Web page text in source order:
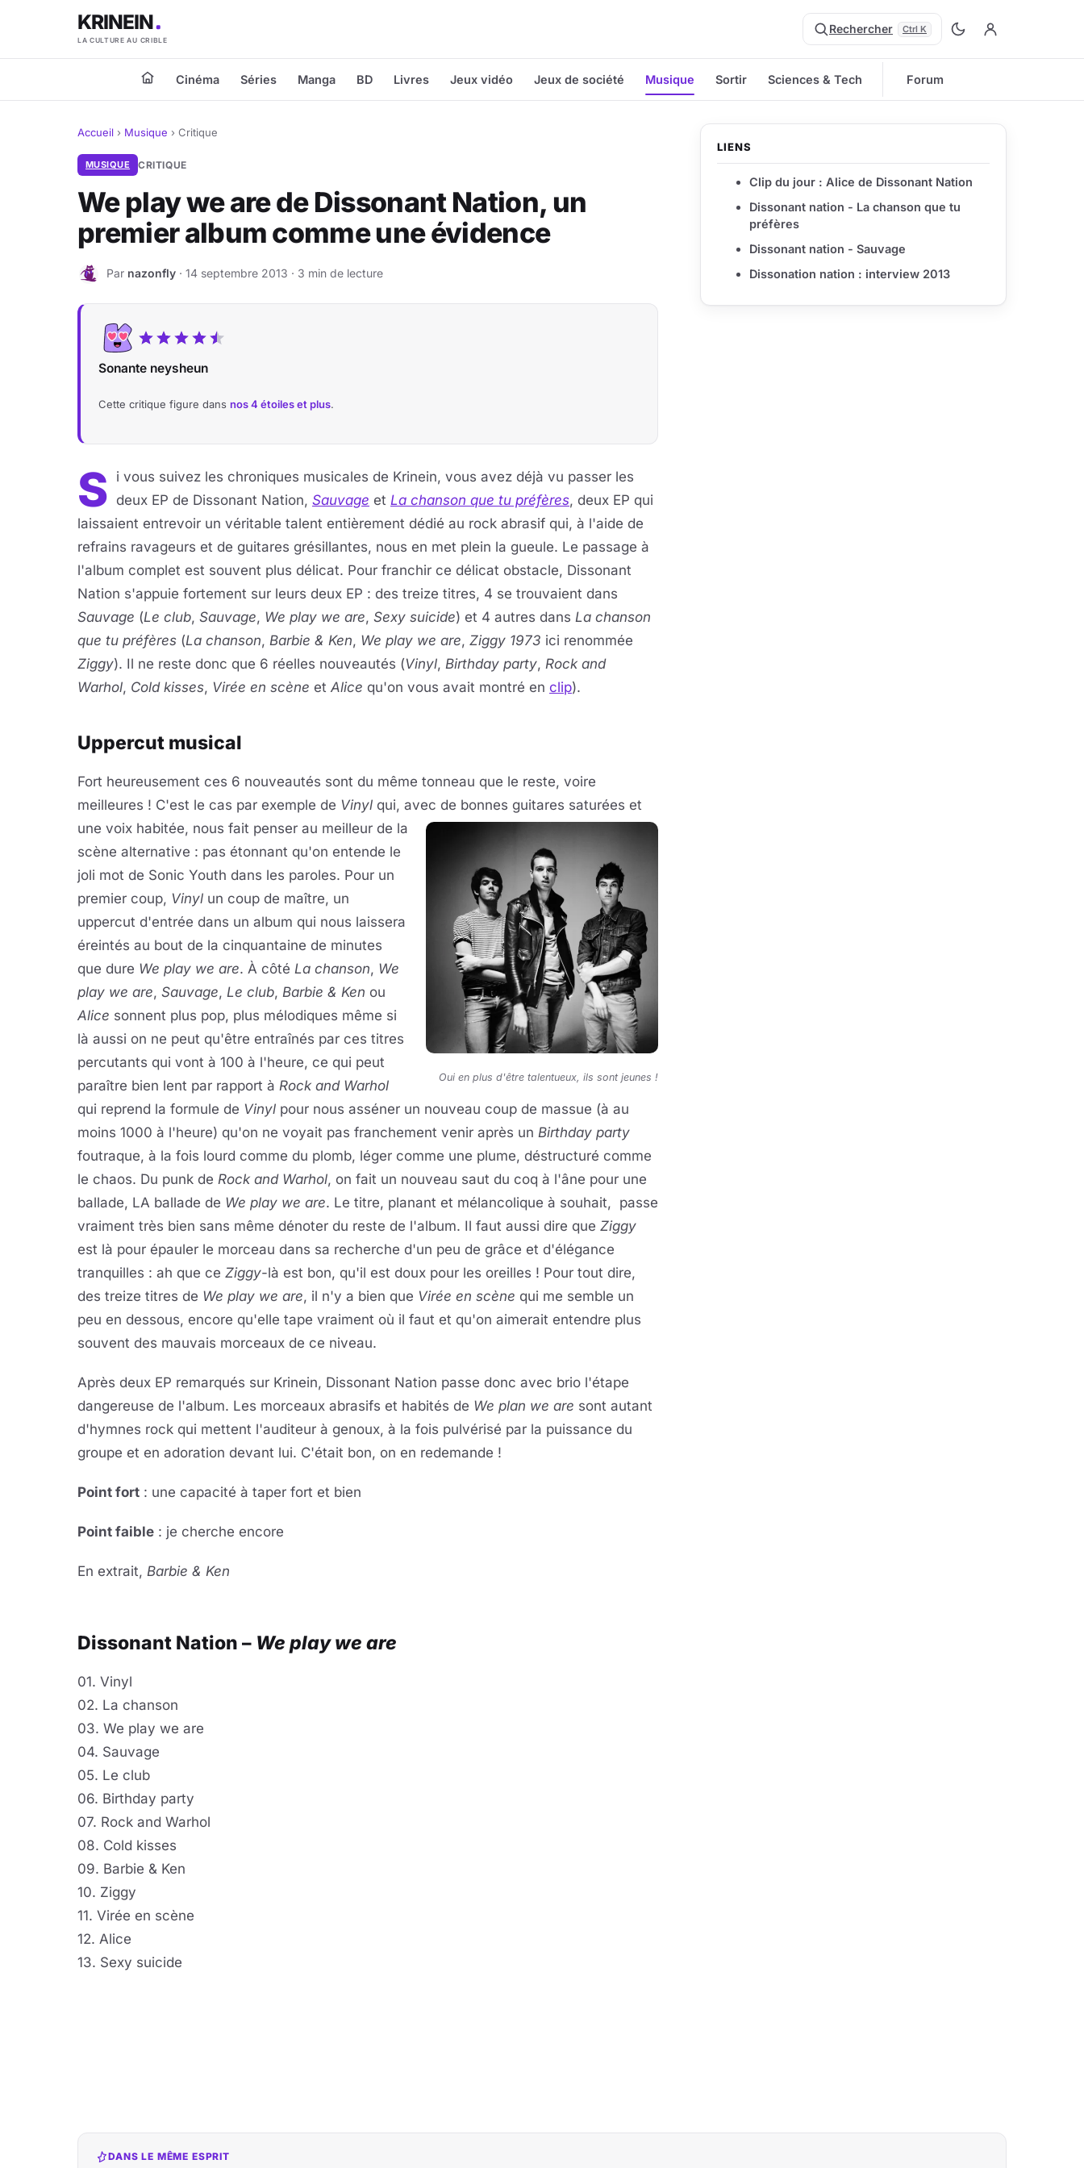
KRINEIN
LA CULTURE AU CRIBLE
Rechercher Ctrl K
Cinéma Séries Manga BD Livres Jeux vidéo Jeux de société Musique Sortir Sciences & Tech Forum
Accueil › Musique › Critique
MUSIQUE CRITIQUE
We play we are de Dissonant Nation, un
premier album comme une évidence
N Par nazonfly · 14 septembre 2013 · 3 min de lecture
Sonante neysheun
Cette critique figure dans nos 4 étoiles et plus.
S i vous suivez les chroniques musicales de Krinein, vous avez déjà vu passer les
deux EP de Dissonant Nation, Sauvage et La chanson que tu préfères, deux EP qui
laissaient entrevoir un véritable talent entièrement dédié au rock abrasif qui, à l'aide de
refrains ravageurs et de guitares grésillantes, nous en met plein la gueule. Le passage à
l'album complet est souvent plus délicat. Pour franchir ce délicat obstacle, Dissonant
Nation s'appuie fortement sur leurs deux EP : des treize titres, 4 se trouvaient dans
Sauvage (Le club, Sauvage, We play we are, Sexy suicide) et 4 autres dans La chanson
que tu préfères (La chanson, Barbie & Ken, We play we are, Ziggy 1973 ici renommée
Ziggy). Il ne reste donc que 6 réelles nouveautés (Vinyl, Birthday party, Rock and
Warhol, Cold kisses, Virée en scène et Alice qu'on vous avait montré en clip).
Uppercut musical
Fort heureusement ces 6 nouveautés sont du même tonneau que le reste, voire
meilleures ! C'est le cas par exemple de Vinyl qui, avec de bonnes guitares saturées et
une voix habitée, nous fait penser au meilleur de la
Oui en plus d'être talentueux, ils sont jeunes !
scène alternative : pas étonnant qu'on entende le
joli mot de Sonic Youth dans les paroles. Pour un
premier coup, Vinyl un coup de maître, un
uppercut d'entrée dans un album qui nous laissera
éreintés au bout de la cinquantaine de minutes
que dure We play we are. À côté La chanson, We
play we are, Sauvage, Le club, Barbie & Ken ou
Alice sonnent plus pop, plus mélodiques même si
là aussi on ne peut qu'être entraînés par ces titres
percutants qui vont à 100 à l'heure, ce qui peut
paraître bien lent par rapport à Rock and Warhol
qui reprend la formule de Vinyl pour nous asséner un nouveau coup de massue (à au
moins 1000 à l'heure) qu'on ne voyait pas franchement venir après un Birthday party
foutraque, à la fois lourd comme du plomb, léger comme une plume, déstructuré comme
le chaos. Du punk de Rock and Warhol, on fait un nouveau saut du coq à l'âne pour une
ballade, LA ballade de We play we are. Le titre, planant et mélancolique à souhait, passe
vraiment très bien sans même dénoter du reste de l'album. Il faut aussi dire que Ziggy
est là pour épauler le morceau dans sa recherche d'un peu de grâce et d'élégance
tranquilles : ah que ce Ziggy-là est bon, qu'il est doux pour les oreilles ! Pour tout dire,
des treize titres de We play we are, il n'y a bien que Virée en scène qui me semble un
peu en dessous, encore qu'elle tape vraiment où il faut et qu'on aimerait entendre plus
souvent des mauvais morceaux de ce niveau.
Après deux EP remarqués sur Krinein, Dissonant Nation passe donc avec brio l'étape
dangereuse de l'album. Les morceaux abrasifs et habités de We plan we are sont autant
d'hymnes rock qui mettent l'auditeur à genoux, à la fois pulvérisé par la puissance du
groupe et en adoration devant lui. C'était bon, on en redemande !
Point fort : une capacité à taper fort et bien
Point faible : je cherche encore
En extrait, Barbie & Ken
Dissonant Nation – We play we are
01. Vinyl
02. La chanson
03. We play we are
04. Sauvage
05. Le club
06. Birthday party
07. Rock and Warhol
08. Cold kisses
09. Barbie & Ken
10. Ziggy
11. Virée en scène
12. Alice
13. Sexy suicide
LIENS
Clip du jour : Alice de Dissonant Nation
Dissonant nation - La chanson que tu
préfères
Dissonant nation - Sauvage
Dissonation nation : interview 2013
DANS LE MÊME ESPRIT